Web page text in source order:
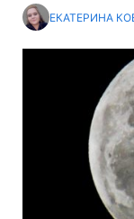
ЕКАТЕРИНА